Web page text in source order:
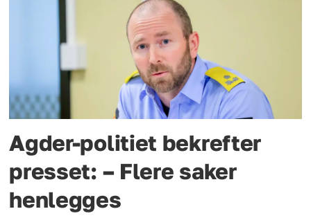
Agder-politiet bekrefter
presset: – Flere saker
henlegges